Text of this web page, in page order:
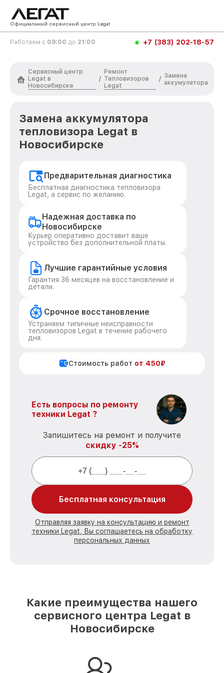
Официальный сервисный центр Legat
Работаем с 09:00 до 21:00 +7 (383) 202-18-57
Сервисный центр
Legat в
Новосибирске
/
Ремонт
Тепловизоров
Legat
/ Замена
аккумулятора
Замена аккумулятора
тепловизора Legat в
Новосибирске
Предварительная диагностика
Бесплатная диагностика тепловизора
Legat, а сервис по желанию.
Надежная доставка по
Новосибирске
Курьер оперативно доставит ваше
устройство без дополнительной платы.
Лучшие гарантийные условия
Гарантия 36 месяцев на восстановление и
детали.
Срочное восстановление
Устраняем типичные неисправности
тепловизоров Legat в течение рабочего
дня.
Стоимость работ от 450₽
Есть вопросы по ремонту
техники Legat ?
Запишитесь на ремонт и получите
скидку -25%
Бесплатная консультация
Отправляя заявку на консультацию и ремонт
техники Legat, Вы соглашаетесь на обработку
персональных данных
Какие преимущества нашего
сервисного центра Legat в
Новосибирске